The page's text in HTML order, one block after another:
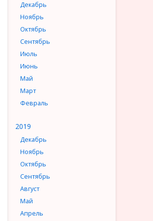
Декабрь
Ноябрь
Октябрь
Сентябрь
Июль
Июнь
Май
Март
Февраль
2019
Декабрь
Ноябрь
Октябрь
Сентябрь
Август
Май
Апрель